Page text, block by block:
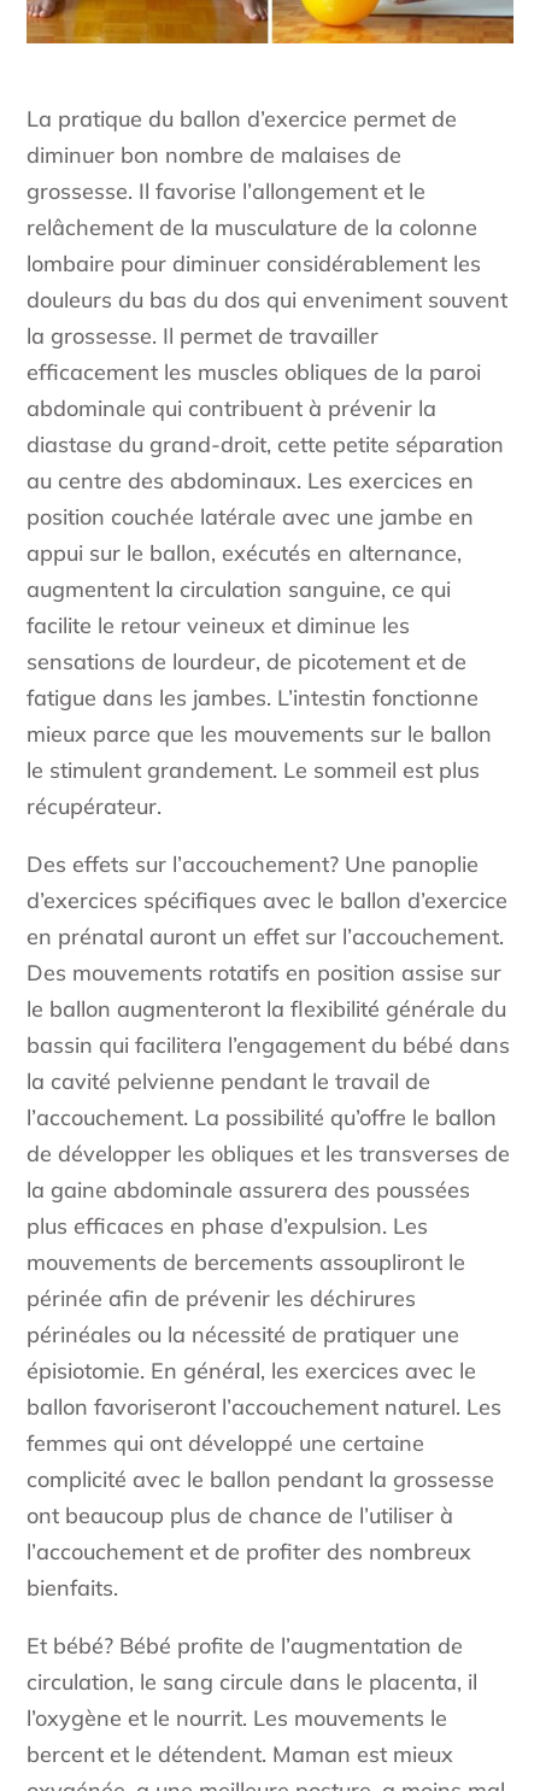
La pratique du ballon d’exercice permet de
diminuer bon nombre de malaises de
grossesse. Il favorise l’allongement et le
relâchement de la musculature de la colonne
lombaire pour diminuer considérablement les
douleurs du bas du dos qui enveniment souvent
la grossesse. Il permet de travailler
efficacement les muscles obliques de la paroi
abdominale qui contribuent à prévenir la
diastase du grand-droit, cette petite séparation
au centre des abdominaux. Les exercices en
position couchée latérale avec une jambe en
appui sur le ballon, exécutés en alternance,
augmentent la circulation sanguine, ce qui
facilite le retour veineux et diminue les
sensations de lourdeur, de picotement et de
fatigue dans les jambes. L’intestin fonctionne
mieux parce que les mouvements sur le ballon
le stimulent grandement. Le sommeil est plus
récupérateur.
Des effets sur l’accouchement? Une panoplie
d’exercices spécifiques avec le ballon d’exercice
en prénatal auront un effet sur l’accouchement.
Des mouvements rotatifs en position assise sur
le ballon augmenteront la flexibilité générale du
bassin qui facilitera l’engagement du bébé dans
la cavité pelvienne pendant le travail de
l’accouchement. La possibilité qu’offre le ballon
de développer les obliques et les transverses de
la gaine abdominale assurera des poussées
plus efficaces en phase d’expulsion. Les
mouvements de bercements assoupliront le
périnée afin de prévenir les déchirures
périnéales ou la nécessité de pratiquer une
épisiotomie. En général, les exercices avec le
ballon favoriseront l’accouchement naturel. Les
femmes qui ont développé une certaine
complicité avec le ballon pendant la grossesse
ont beaucoup plus de chance de l’utiliser à
l’accouchement et de profiter des nombreux
bienfaits.
Et bébé? Bébé profite de l’augmentation de
circulation, le sang circule dans le placenta, il
l’oxygène et le nourrit. Les mouvements le
bercent et le détendent. Maman est mieux